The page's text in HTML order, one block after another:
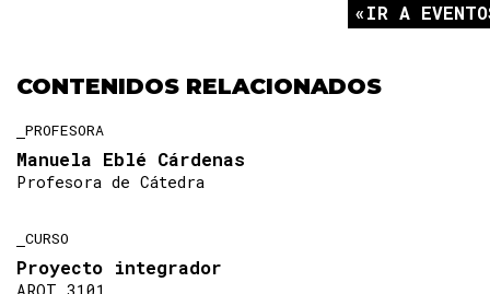
IR A
CONTENIDOS RELACIONADOS
PROFESORA
Manuela Eblé Cárdenas
Profesora de Cátedra
CURSO
Proyecto integrador